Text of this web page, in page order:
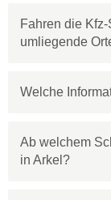
Fahren die
umliegende
Welche
Ab welchem
in Arkel?